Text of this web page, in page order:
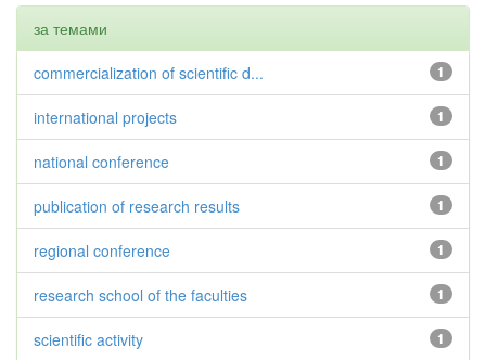
за темами
1
commercialization of scientific d...
1
international projects
1
national conference
1
publication of research results
1
regional conference
1
research school of the faculties
1
scientific activity